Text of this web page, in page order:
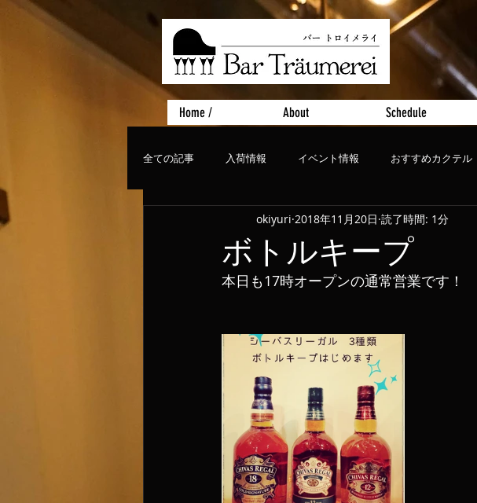
Home / About Schedule
全ての記事 入荷情報 イベント情報 おすすめカクテル
ライブ、コンサート おすすめビール
ボトルキープ
okiyuri 2018年11月20日 読了時間: 1分
本日も17時オープンの通常営業です！